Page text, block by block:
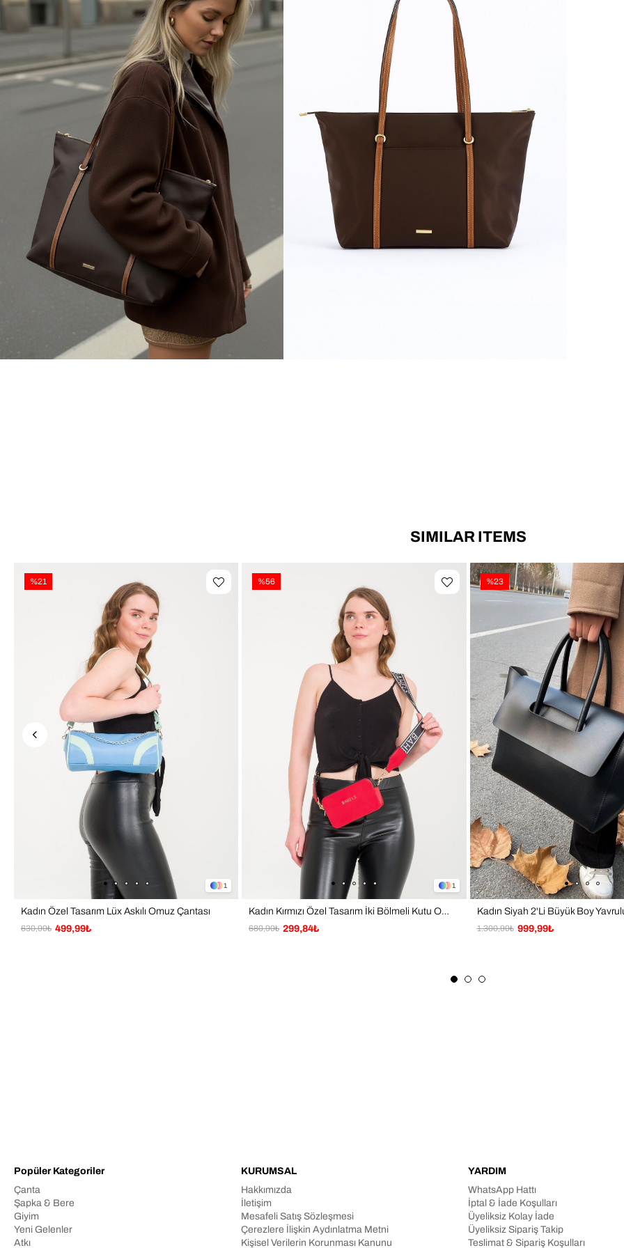
SIMILAR ITEMS
1
Kadın Özel Tasarım Lüx Askılı Omuz Çantası
499,99₺
630,99₺
%21
1
Kadın Kırmızı Özel Tasarım İki Bölmeli Kutu Omuz Çantası
299,84₺
680,99₺
%56
999,99₺
1.300,99₺
%23
Popüler Kategoriler
Çanta
Şapka & Bere
Giyim
Yeni Gelenler
Atkı
KURUMSAL
Hakkımızda
İletişim
Mesafeli Satış Sözleşmesi
Çerezlere İlişkin Aydınlatma Metni
Kişisel Verilerin Korunması Kanunu
YARDIM
WhatsApp Hattı
İptal & İade Koşulları
Üyeliksiz Kolay İade
Üyeliksiz Sipariş Takip
Teslimat & Sipariş Koşulları